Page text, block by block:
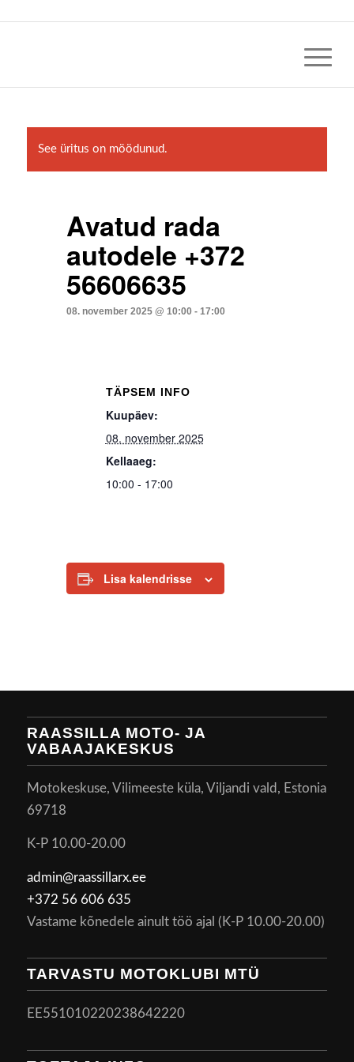
See üritus on möödunud.
Avatud rada
autodele +372
56606635
08. november 2025 @ 10:00 - 17:00
TÄPSEM INFO
Kuupäev:
08. november 2025
Kellaaeg:
10:00 - 17:00
Lisa kalendrisse
RAASSILLA MOTO- JA
VABAAJAKESKUS
Motokeskuse, Vilimeeste küla, Viljandi vald, Estonia
69718
K-P 10.00-20.00
admin@raassillarx.ee
+372 56 606 635
Vastame kõnedele ainult töö ajal (K-P 10.00-20.00)
TARVASTU MOTOKLUBI MTÜ
EE551010220238642220